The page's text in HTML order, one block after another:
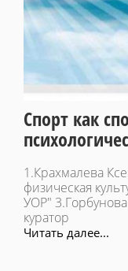
Спорт как
1.Крахмалева
физическая
УОР"
куратор
Читать далее...